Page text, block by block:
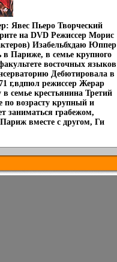
Явес Пьеро Творческий
на DVD Режиссер Морис
Изабельбхдаю Юппер
Париже, в семье крупного
восточных языков
Дебютировала в
г,вдпюл режиссер Жерар
семье крестьянина Третий
по возрасту крупный и
заниматься грабежом,
вместе с другом, Ги